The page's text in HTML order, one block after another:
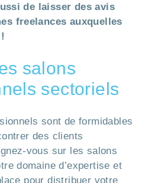
de laisser des avis
freelances auxquelles
salons
sectoriels
sont de formidables
des clients
vous sur les salons
domaine d’expertise et
pour distribuer votre